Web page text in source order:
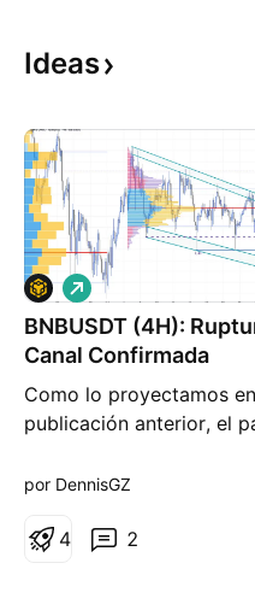
Ideas
BNBUSDT (4H):
Canal Confirmada
Como lo proyectamos
publicación anterior, el
ruptura alcista del canal
generando un fuerte
L
a
r
o
por DennisGZ
2
4